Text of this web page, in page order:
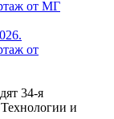
от
34-я
и